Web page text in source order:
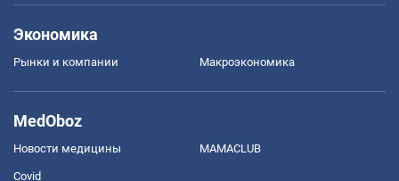
Экономика
Рынки и компании Mакроэкономика
MedOboz
Новости медицины MAMACLUB
Covid